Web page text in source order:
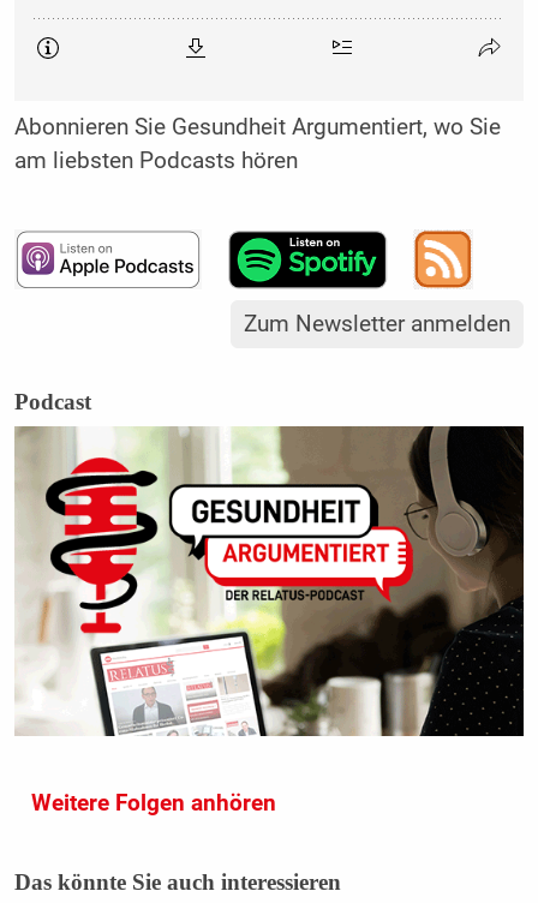
Abonnieren Sie Gesundheit Argumentiert, wo Sie
am liebsten Podcasts hören
Zum Newsletter anmelden
Podcast
Weitere Folgen anhören
Das könnte Sie auch interessieren